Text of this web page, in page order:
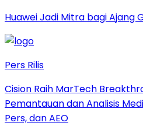
Huawei Jadi Mitra bagi Ajang
Pers Rilis
Cision Raih MarTech
Pemantauan dan Analisis
Pers, dan AEO